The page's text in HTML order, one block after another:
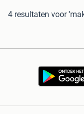
4 resultaten voor